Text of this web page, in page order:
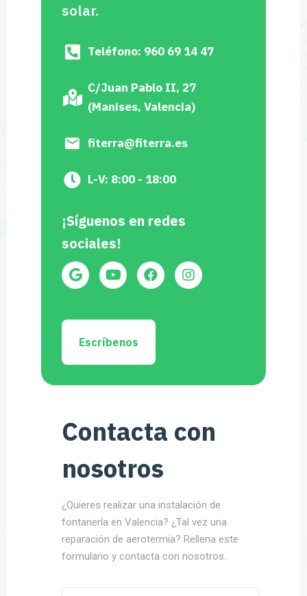
solar.
Teléfono: 960 69 14 47
C/Juan Pablo II, 27
(Manises, Valencia)
fiterra@fiterra.es
L-V: 8:00 - 18:00
¡Síguenos en redes
sociales!
Escríbenos
Contacta con
nosotros
¿Quieres realizar una instalación de
fontanería en Valencia? ¿Tal vez una
reparación de aerotermia? Rellena este
formulario y contacta con nosotros.